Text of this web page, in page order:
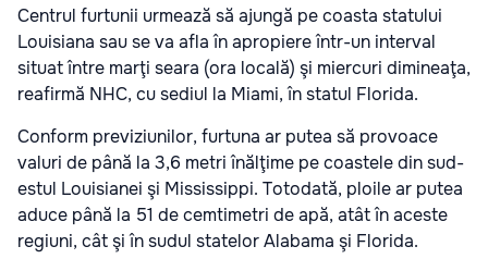
Centrul furtunii urmează să ajungă pe coasta statului
Louisiana sau se va afla în apropiere într-un interval
situat între marţi seara (ora locală) şi miercuri dimineaţa,
reafirmă NHC, cu sediul la Miami, în statul Florida.
Conform previziunilor, furtuna ar putea să provoace
valuri de până la 3,6 metri înălţime pe coastele din sud-
estul Louisianei şi Mississippi. Totodată, ploile ar putea
aduce până la 51 de cemtimetri de apă, atât în aceste
regiuni, cât şi în sudul statelor Alabama şi Florida.